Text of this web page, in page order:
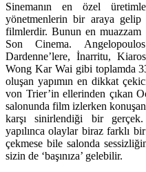
Sinemanın en özel
yönetmenlerin bir araya gelip
filmlerdir. Bunun en muazzam
Son Cinema.
Dardenne’lere, İnarritu,
Wong Kar Wai gibi toplamda
oluşan yapımın en dikkat
von Trier’in ellerinden çıkan
salonunda film izlerken
karşı sinirlendiği bir gerçek.
yapılınca olaylar biraz farklı
çekmese bile salonda
sizin de ‘başınıza’ gelebilir.